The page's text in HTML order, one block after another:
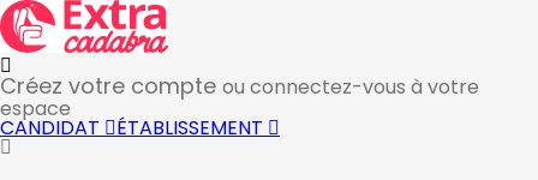
Créez votre compte ou connectez-vous à votre
espace
CANDIDAT ÉTABLISSEMENT